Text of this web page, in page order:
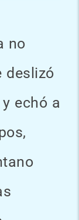
no
deslizó
echó a